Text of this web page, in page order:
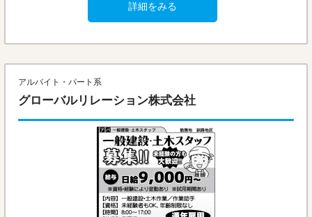
詳細をみる
アルバイト・パート系
グローバルリレーション株式会社